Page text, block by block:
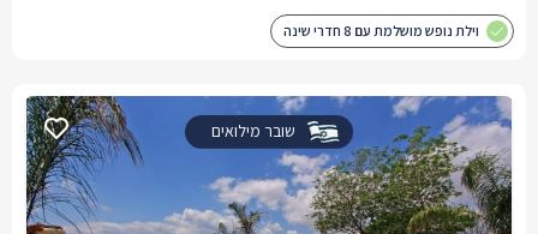
וילת נופש מושלמת עם 8 חדרי שינה
שובר מילואים